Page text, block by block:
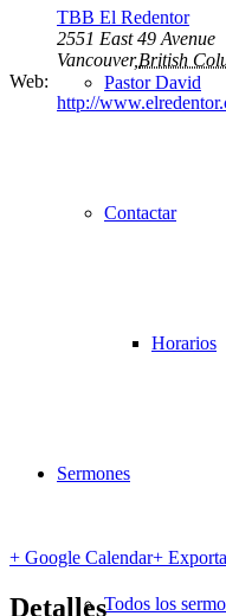
Pastor David
Contactar
Horarios
Sermones
Todos los
TBB El Redentor
2551 East 49 Avenue
Vancouver,British
Web:
http://
+ Google Calendar+
Detalles